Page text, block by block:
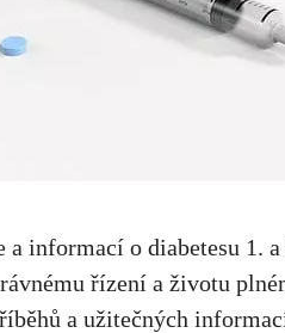
informací o ‌diabetesu 1.
řízení a životu
a‌ užitečných